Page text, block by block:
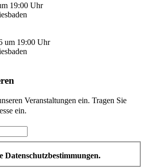
19:00 Uhr
um 19:00 Uhr
Veranstaltungen ein. Tragen Sie
ein.
Datenschutzbestimmungen.